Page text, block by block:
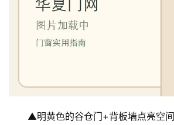
▲明黄色的谷仓门+背板墙点亮空间